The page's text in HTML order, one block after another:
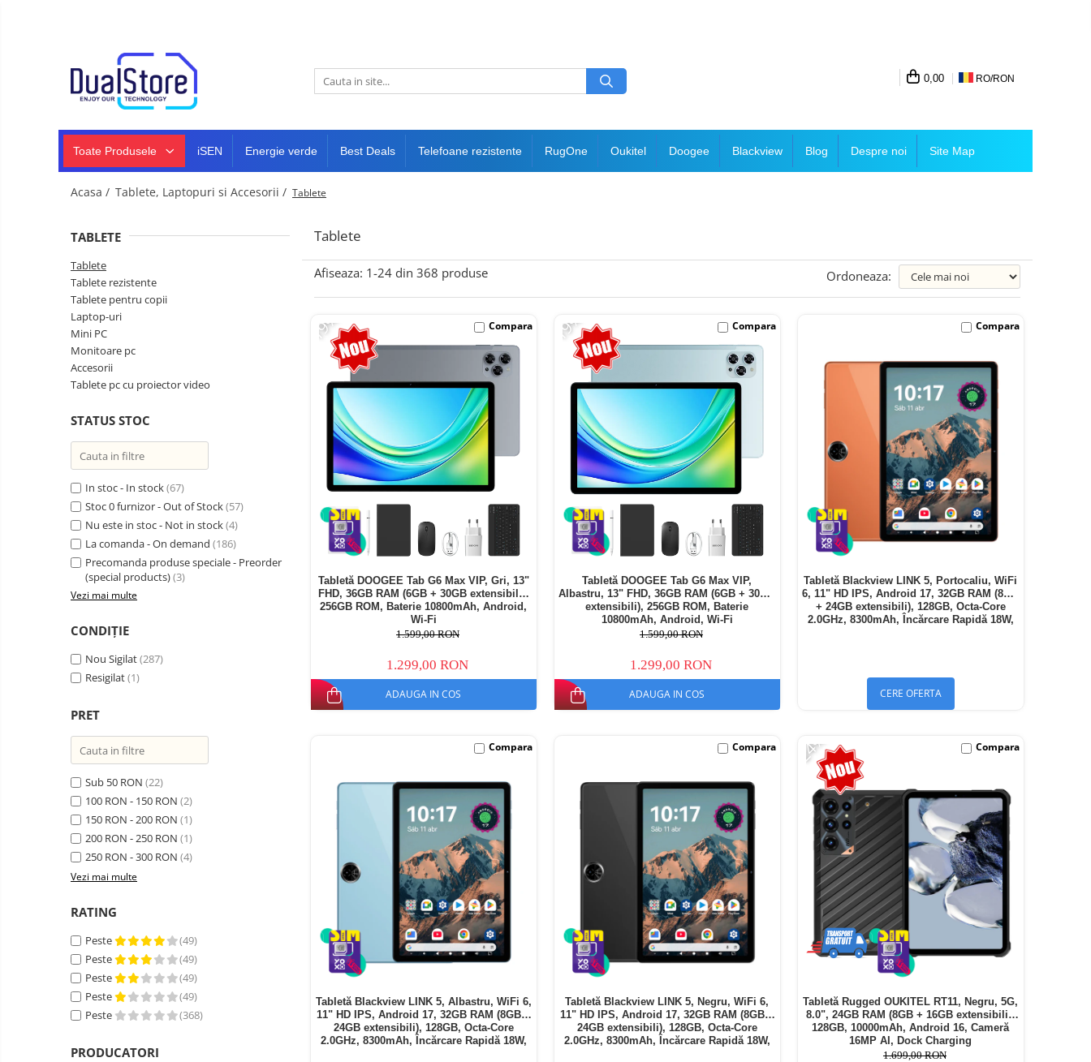
Producatori Telefoane Mobila
Telefoane mobile
Telefoane cu proiector video
Telefoane (Smartphone) 5G
Telefoane clasice
Piese si accesorii telefoane
Producatori telefoane
Telefoane mobile RugOne
Telefoane mobile Doogee
Telefoane mobile Oukitel
Telefoane mobile Unihertz
Telefoane mobile Cubot
Telefoane mobile Blackview
Telefoane mobile OSCAL
Telefoane mobile Fossibot
Telefoane mobile Lagenio
Telefoane mobile Samsung
Telefoane mobile iSEN
Telefoane mobile F150
Telefoane mobile iHunt
Telefoane mobile Xiaomi
Telefoane mobile AGM
Telefoane mobile ALTE
Tablete PC, mini PC si
laptopuri
Tablete PC
Tablete pc cu proiector video
Tablete rezistente
Tablete pentru copii
Laptop-uri
Monitoare pc
Accesorii
Camere auto, home si sport
0,00 RO/RON
Toate Produsele iSEN Energie verde Best Deals Telefoane rezistente RugOne Oukitel Doogee Blackview Blog Despre noi Site Map
Acasa / Tablete, Laptopuri si Accesorii / Tablete
Tablete
TABLETE
Tablete
Tablete rezistente
Tablete pentru copii
Laptop-uri
Mini PC
Monitoare pc
Accesorii
Tablete pc cu proiector video
STATUS STOC
In stoc - In stock(67)
Stoc 0 furnizor - Out of Stock(57)
Nu este in stoc - Not in stock(4)
La comanda - On demand (186)
Precomanda produse speciale - Preorder
(special products)(3)
Vezi mai multe
CONDIȚIE
Nou Sigilat(287)
Resigilat(1)
PRET
Sub 50 RON (22)
100 RON - 150 RON (2)
150 RON - 200 RON (1)
200 RON - 250 RON (1)
250 RON - 300 RON (4)
Vezi mai multe
RATING
Peste
(49)
Peste
(49)
Peste
(49)
Peste
(49)
Peste
(368)
PRODUCATORI
Afiseaza: 1-24 din 368 produse Ordoneaza:
-19%
Tabletă DOOGEE Tab G6 Max VIP, Gri, 13"
FHD, 36GB RAM (6GB + 30GB extensibili),
256GB ROM, Baterie 10800mAh, Android,
Wi-Fi
1.599,00 RON
1.299,00 RON
ADAUGA IN COS
Compara -19%
Tabletă DOOGEE Tab G6 Max VIP,
Albastru, 13" FHD, 36GB RAM (6GB + 30GB
extensibili), 256GB ROM, Baterie
10800mAh, Android, Wi-Fi
1.599,00 RON
1.299,00 RON
ADAUGA IN COS
Compara
Tabletă Blackview LINK 5, Portocaliu, WiFi
6, 11" HD IPS, Android 17, 32GB RAM (8GB
+ 24GB extensibili), 128GB, Octa-Core
2.0GHz, 8300mAh, Încărcare Rapidă 18W,
CERE OFERTA
Compara
Tabletă Blackview LINK 5, Albastru, WiFi 6,
11" HD IPS, Android 17, 32GB RAM (8GB +
24GB extensibili), 128GB, Octa-Core
2.0GHz, 8300mAh, Încărcare Rapidă 18W,
Compara
Tabletă Blackview LINK 5, Negru, WiFi 6,
11" HD IPS, Android 17, 32GB RAM (8GB +
24GB extensibili), 128GB, Octa-Core
2.0GHz, 8300mAh, Încărcare Rapidă 18W,
Compara -24%
Tabletă Rugged OUKITEL RT11, Negru, 5G,
8.0", 24GB RAM (8GB + 16GB extensibili),
128GB, 10000mAh, Android 16, Cameră
16MP AI, Dock Charging
1.699,00 RON
Compara